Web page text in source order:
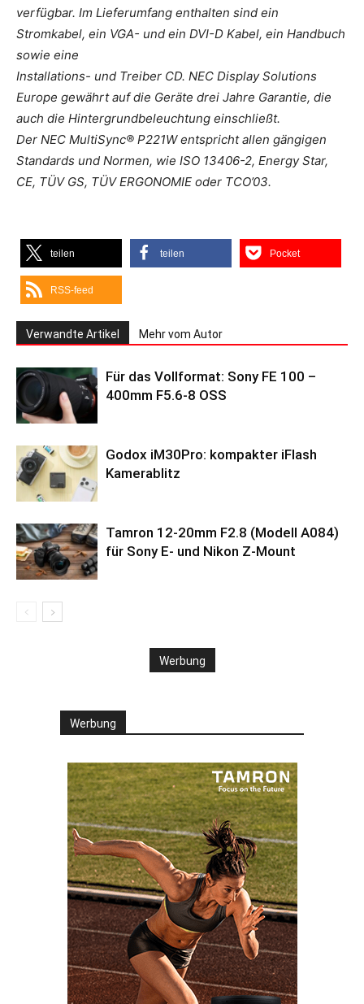
verfügbar. Im Lieferumfang enthalten sind ein
Stromkabel, ein VGA- und ein DVI-D Kabel, ein Handbuch
sowie eine
Installations- und Treiber CD. NEC Display Solutions
Europe gewährt auf die Geräte drei Jahre Garantie, die
auch die Hintergrundbeleuchtung einschließt.
Der NEC MultiSync® P221W entspricht allen gängigen
Standards und Normen, wie ISO 13406-2, Energy Star,
CE, TÜV GS, TÜV ERGONOMIE oder TCO’03.
teilen teilen Pocket
RSS-feed
Verwandte Artikel Mehr vom Autor
Für das Vollformat: Sony FE 100 –
400mm F5.6-8 OSS
Godox iM30Pro: kompakter iFlash
Kamerablitz
Tamron 12-20mm F2.8 (Modell A084)
für Sony E- und Nikon Z-Mount
Werbung
Werbung